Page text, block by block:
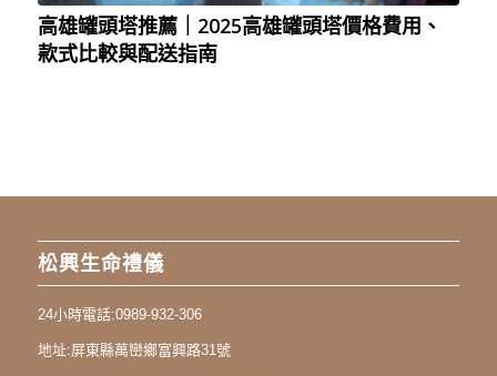
高雄罐頭塔推薦｜2025高雄罐頭塔價格費用、
款式比較與配送指南
松興生命禮儀
24小時電話:0989-932-306
地址:屏東縣萬巒鄉富興路31號